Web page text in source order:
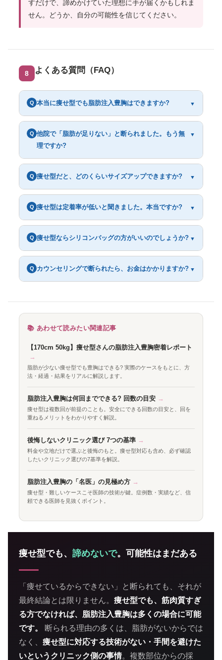
すだけで、諦めかけていた理想に手が届くかもしれま
せん。どうか、自分の可能性を信じてください。
8 よくある質問（FAQ）
Q 本当に痩せ型でも脂肪注入豊胸はできますか? ▼
Q 他院で「脂肪が足りない」と断られました。もう無
理ですか?
▼
Q 痩せ型だと、どのくらいサイズアップできますか? ▼
Q 痩せ型は定着率が低いと聞きました。本当ですか? ▼
Q 痩せ型ならシリコンバッグの方がいいのでしょうか? ▼
Q カウンセリングで断られたら、お金はかかりますか? ▼
📚 あわせて読みたい関連記事
【170cm 50kg】痩せ型さんの脂肪注入豊胸密着レポート
→
脂肪が少ない痩せ型でも豊胸はできる? 実際のケースをもとに、方
法・経過・結果をリアルに解説します。
脂肪注入豊胸は何回までできる? 回数の目安 →
痩せ型は複数回が前提のことも。安全にできる回数の目安と、回を
重ねるメリットをわかりやすく解説。
後悔しないクリニック選び 7つの基準 →
料金や立地だけで選ぶと後悔のもと。痩せ型対応も含め、必ず確認
したいクリニック選びの7基準を解説。
脂肪注入豊胸の「名医」の見極め方 →
痩せ型・難しいケースこそ医師の技術が鍵。症例数・実績など、信
頼できる医師を見抜くポイント。
痩せ型でも、 諦めないで。可能性はまだある
「痩せているからできない」と断られても、それが
最終結論とは限りません。 痩せ型でも、筋肉質すぎ
る方でなければ、脂肪注入豊胸は多くの場合に可能
です。
断られる理由の多くは、脂肪がないからでは
なく、 痩せ型に対応する技術がない・手間を避けた
いというクリニック側の事情。複数部位からの採